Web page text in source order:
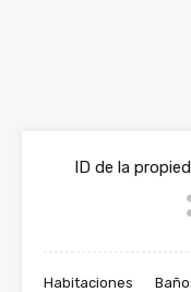
ID de la
Habitaciones